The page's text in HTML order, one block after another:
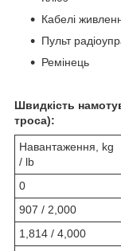
Кабелі
Пульт
Ремінець
Швидкість
троса):
Навантаження, kg
/ lb
0
907 / 2,000
1,814 / 4,000